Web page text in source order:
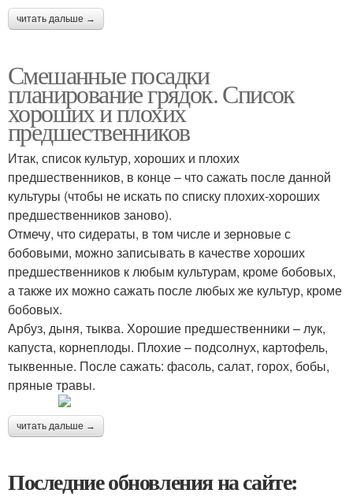
читать дальше →
Смешанные посадки
планирование грядок. Список
хороших и плохих
предшественников
Итак, список культур, хороших и плохих
предшественников, в конце – что сажать после данной
культуры (чтобы не искать по списку плохих-хороших
предшественников заново).
Отмечу, что сидераты, в том числе и зерновые с
бобовыми, можно записывать в качестве хороших
предшественников к любым культурам, кроме бобовых,
а также их можно сажать после любых же культур, кроме
бобовых.
Арбуз, дыня, тыква. Хорошие предшественники – лук,
капуста, корнеплоды. Плохие – подсолнух, картофель,
тыквенные. После сажать: фасоль, салат, горох, бобы,
пряные травы.
читать дальше →
Последние обновления на сайте: